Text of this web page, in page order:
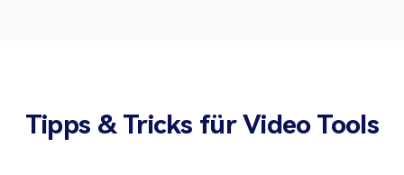
Tipps & Tricks für Video Tools